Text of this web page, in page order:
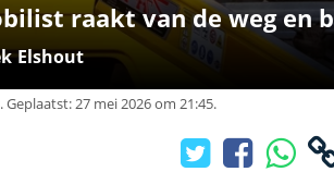
raakt van de weg en
Elshout
.Geplaatst: 27 mei 2026 om 21:45.